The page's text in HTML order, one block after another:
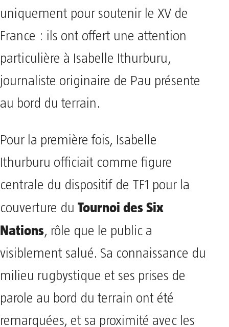
uniquement pour soutenir le XV de
France : ils ont offert une attention
particulière à Isabelle Ithurburu,
journaliste originaire de Pau présente
au bord du terrain.
Pour la première fois, Isabelle
Ithurburu officiait comme figure
centrale du dispositif de TF1 pour la
couverture du Tournoi des Six
Nations, rôle que le public a
visiblement salué. Sa connaissance du
milieu rugbystique et ses prises de
parole au bord du terrain ont été
remarquées, et sa proximité avec les